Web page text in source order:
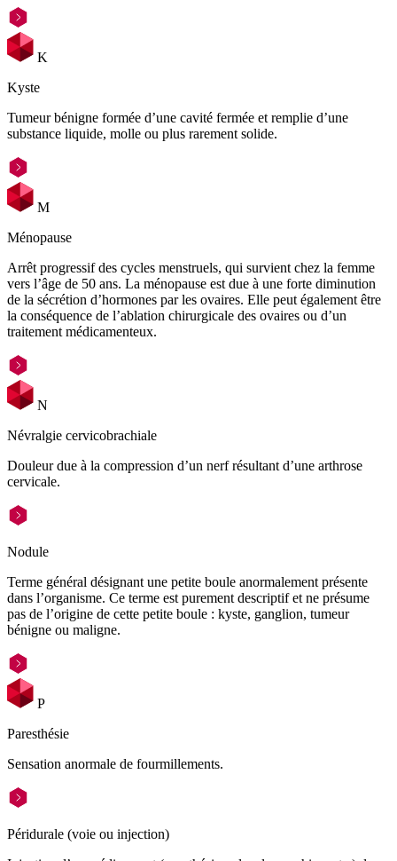
K
Kyste
Tumeur bénigne formée d’une cavité fermée et remplie d’une
substance liquide, molle ou plus rarement solide.
M
Ménopause
Arrêt progressif des cycles menstruels, qui survient chez la femme
vers l’âge de 50 ans. La ménopause est due à une forte diminution
de la sécrétion d’hormones par les ovaires. Elle peut également être
la conséquence de l’ablation chirurgicale des ovaires ou d’un
traitement médicamenteux.
N
Névralgie cervicobrachiale
Douleur due à la compression d’un nerf résultant d’une arthrose
cervicale.
Nodule
Terme général désignant une petite boule anormalement présente
dans l’organisme. Ce terme est purement descriptif et ne présume
pas de l’origine de cette petite boule : kyste, ganglion, tumeur
bénigne ou maligne.
P
Paresthésie
Sensation anormale de fourmillements.
Péridurale (voie ou injection)